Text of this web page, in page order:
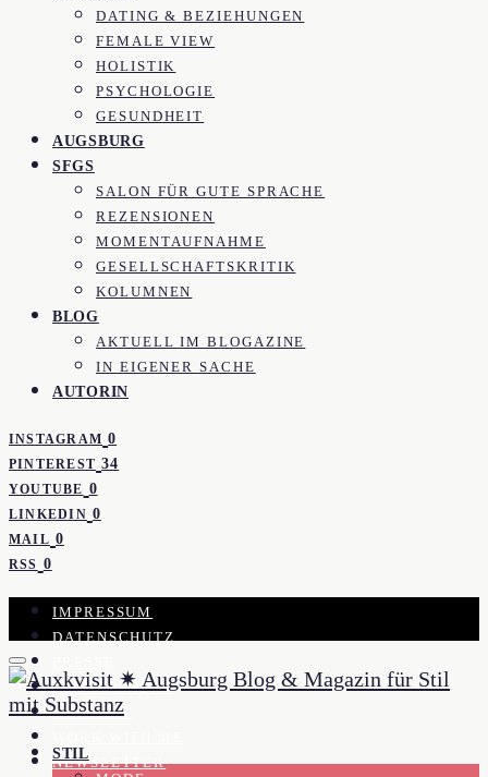
DATING & BEZIEHUNGEN
FEMALE VIEW
HOLISTIK
PSYCHOLOGIE
GESUNDHEIT
AUGSBURG
SFGS
SALON FÜR GUTE SPRACHE
REZENSIONEN
MOMENTAUFNAHME
GESELLSCHAFTSKRITIK
KOLUMNEN
BLOG
AKTUELL IM BLOGAZINE
IN EIGENER SACHE
AUTORIN
INSTAGRAM 0
PINTEREST 34
YOUTUBE 0
LINKEDIN 0
MAIL 0
RSS 0
IMPRESSUM
DATENSCHUTZ
KOOPERATION
KONTAKT
NEWSLETTER
STIL